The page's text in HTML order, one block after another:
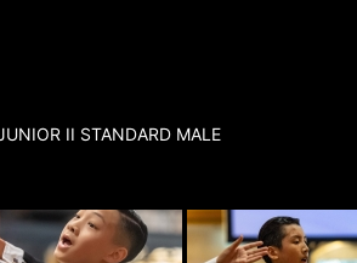
II STANDARD MALE